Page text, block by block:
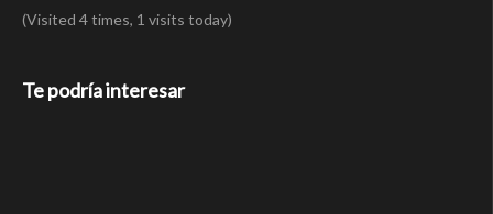
(Visited 4 times, 1 visits today)
Te podría interesar